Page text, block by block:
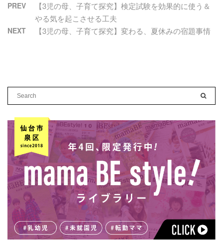
PREV
【3児の母、子育て探究】検定試験を効果的に使う＆
やる気を起こさせる工夫
NEXT 【3児の母、子育て探究】変わる、夏休みの宿題事情